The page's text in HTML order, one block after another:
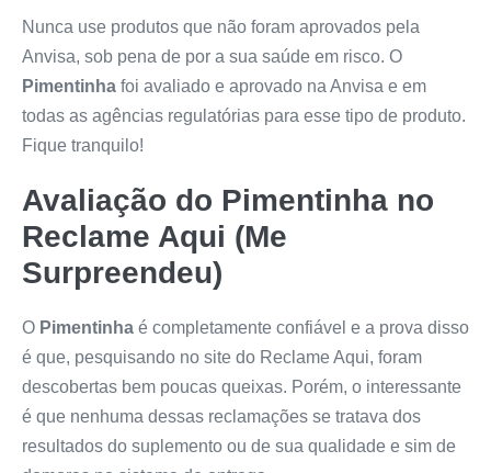
Nunca use produtos que não foram aprovados pela
Anvisa, sob pena de por a sua saúde em risco. O
Pimentinha foi avaliado e aprovado na Anvisa e em
todas as agências regulatórias para esse tipo de produto.
Fique tranquilo!
Avaliação do Pimentinha no
Reclame Aqui (Me
Surpreendeu)
O Pimentinha é completamente confiável e a prova disso
é que, pesquisando no site do Reclame Aqui, foram
descobertas bem poucas queixas. Porém, o interessante
é que nenhuma dessas reclamações se tratava dos
resultados do suplemento ou de sua qualidade e sim de